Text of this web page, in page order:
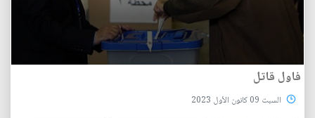
فاول قاتل
السبت 09 كانون الأول 2023